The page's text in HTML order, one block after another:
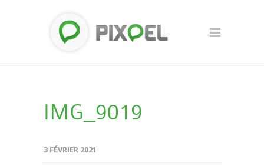
IMG_9019
3 FÉVRIER 2021